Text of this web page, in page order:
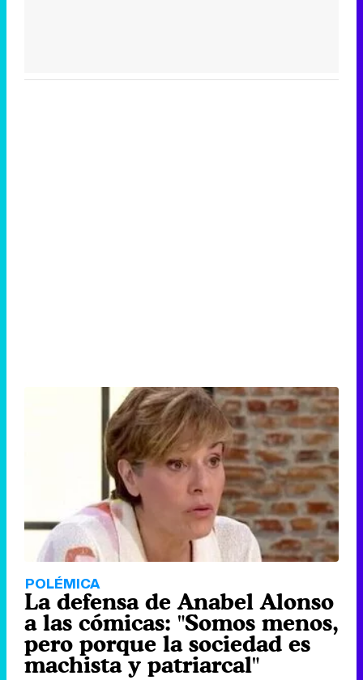
POLÉMICA
La defensa de Anabel Alonso
a las cómicas: "Somos menos,
pero porque la sociedad es
machista y patriarcal"